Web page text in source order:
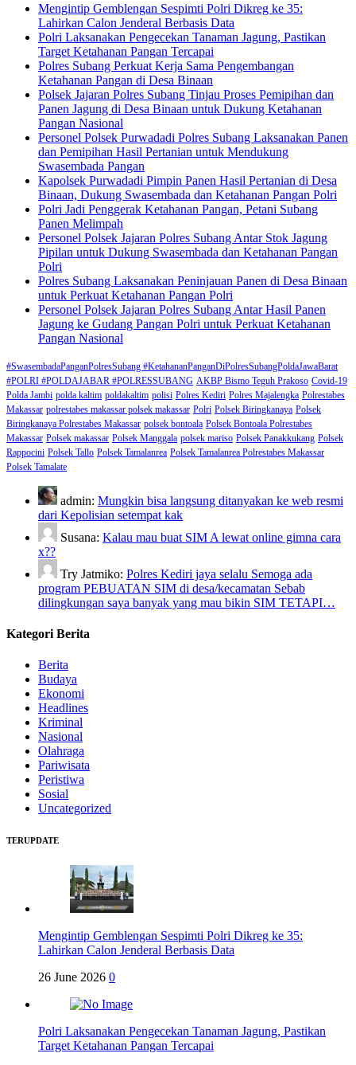
Mengintip Gemblengan Sespimti Polri Dikreg ke 35:
Lahirkan Calon Jenderal Berbasis Data
Polri Laksanakan Pengecekan Tanaman Jagung, Pastikan
Target Ketahanan Pangan Tercapai
Polres Subang Perkuat Kerja Sama Pengembangan
Ketahanan Pangan di Desa Binaan
Polsek Jajaran Polres Subang Tinjau Proses Pemipihan dan
Panen Jagung di Desa Binaan untuk Dukung Ketahanan
Pangan Nasional
Personel Polsek Purwadadi Polres Subang Laksanakan Panen
dan Pemipihan Hasil Pertanian untuk Mendukung
Swasembada Pangan
Kapolsek Purwadadi Pimpin Panen Hasil Pertanian di Desa
Binaan, Dukung Swasembada dan Ketahanan Pangan Polri
Polri Jadi Penggerak Ketahanan Pangan, Petani Subang
Panen Melimpah
Personel Polsek Jajaran Polres Subang Antar Stok Jagung
Pipilan untuk Dukung Swasembada dan Ketahanan Pangan
Polri
Polres Subang Laksanakan Peninjauan Panen di Desa Binaan
untuk Perkuat Ketahanan Pangan Polri
Personel Polsek Jajaran Polres Subang Antar Hasil Panen
Jagung ke Gudang Pangan Polri untuk Perkuat Ketahanan
Pangan Nasional
#SwasembadaPanganPolresSubang #KetahananPanganDiPolresSubangPoldaJawaBarat
#POLRI #POLDAJABAR #POLRESSUBANG AKBP Bismo Teguh Prakoso Covid-19
Polda Jambi polda kaltim poldakaltim polisi Polres Kediri Polres Majalengka Polrestabes
Makassar polrestabes makassar polsek makassar Polri Polsek Biringkanaya Polsek
Biringkanaya Polrestabes Makassar polsek bontoala Polsek Bontoala Polrestabes
Makassar Polsek makassar Polsek Manggala polsek mariso Polsek Panakkukang Polsek
Rappocini Polsek Tallo Polsek Tamalanrea Polsek Tamalanrea Polrestabes Makassar
Polsek Tamalate
admin: Mungkin bisa langsung ditanyakan ke web resmi
dari Kepolisian setempat kak
Susana: Kalau mau buat SIM A lewat online gimna cara
x??
Try Jatmiko: Polres Kediri jaya selalu Semoga ada
program PEBUATAN SIM di desa/kecamatan Sebab
dilingkungan saya banyak yang mau bikin SIM TETAPI…
Kategori Berita
Berita
Budaya
Ekonomi
Headlines
Kriminal
Nasional
Olahraga
Pariwisata
Peristiwa
Sosial
Uncategorized
TERUPDATE
Mengintip Gemblengan Sespimti Polri Dikreg ke 35:
Lahirkan Calon Jenderal Berbasis Data
26 June 2026 0
Polri Laksanakan Pengecekan Tanaman Jagung, Pastikan
Target Ketahanan Pangan Tercapai